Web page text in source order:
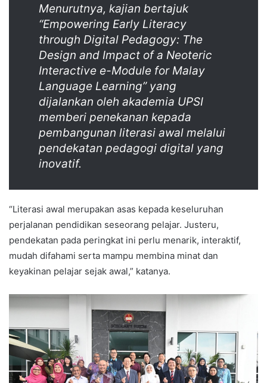
Menurutnya, kajian bertajuk
“Empowering Early Literacy
through Digital Pedagogy: The
Design and Impact of a Neoteric
Interactive e-Module for Malay
Language Learning”yang
dijalankan oleh akademia UPSI
memberi penekanan kepada
pembangunan literasi awal melalui
pendekatan pedagogi digital yang
inovatif.
“Literasi awal merupakan asas kepada keseluruhan
perjalanan pendidikan seseorang pelajar. Justeru,
pendekatan pada peringkat ini perlu menarik, interaktif,
mudah difahami serta mampu membina minat dan
keyakinan pelajar sejak awal,” katanya.